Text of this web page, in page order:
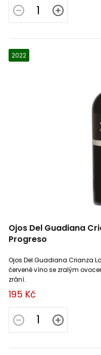
2022
Ojos Del Guadiana
Progreso
195 Kč
Ojos Del Guadiana Crianza
červené víno se zralým
zrání.